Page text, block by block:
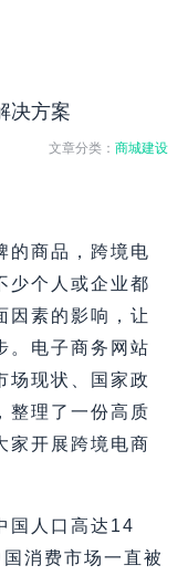
决方案
文章分类：商城建设
的商品，跨境电
少个人或企业都
因素的影响，让
。电子商务网站
场现状、国家政
整理了一份高质
家开展跨境电商
国人口高达14
消费市场一直被